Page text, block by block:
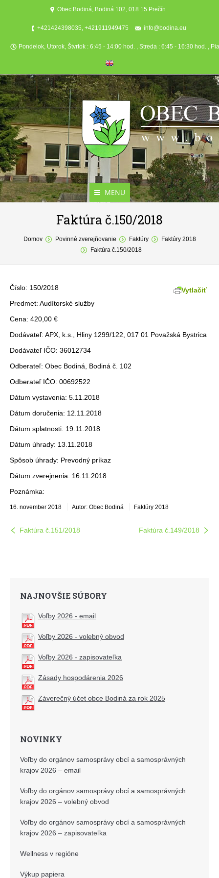
Obec Bodiná, Bodiná 102, 018 15 Prečín
+421424398035, +421911949475 info@bodina.eu
Pondelok, Utorok, Štvrtok : 6:45 - 14:00 hod. , Streda : 6:45 - 16:30 hod. ,
MENU
Aktuality
O obci
Formuláre
Fotogaléria
Kontakt
Faktúra č.150/2018
You are here:
Domov Povinné zverejňovanie Faktúry
Faktúry 2018
Faktúra č.150/2018
Vytlačiť
Číslo: 150/2018
Predmet: Audítorské služby
Cena: 420,00 €
Dodávateľ: APX, k.s., Hliny 1299/122, 017 01 Považská Bystrica
Dodávateľ IČO: 36012734
Odberateľ: Obec Bodiná, Bodiná č. 102
Odberateľ IČO: 00692522
Dátum vystavenia: 5.11.2018
Dátum doručenia: 12.11.2018
Dátum splatnosti: 19.11.2018
Dátum úhrady: 13.11.2018
Spôsob úhrady: Prevodný príkaz
Dátum zverejnenia: 16.11.2018
Poznámka:
16. november 2018 Autor: Obec Bodiná Faktúry 2018
Faktúra č.151/2018 Faktúra č.149/2018
NAJNOVŠIE SÚBORY
Voľby 2026 - email
Voľby 2026 - volebný obvod
Voľby 2026 - zapisovateľka
Zásady hospodárenia 2026
Záverečný účet obce Bodiná za rok 2025
NOVINKY
Voľby do orgánov samosprávy obcí a samosprávných
krajov 2026 – email
Voľby do orgánov samosprávy obcí a samosprávných
krajov 2026 – volebný obvod
Voľby do orgánov samosprávy obcí a samosprávných
krajov 2026 – zapisovateľka
Wellness v regióne
Výkup papiera